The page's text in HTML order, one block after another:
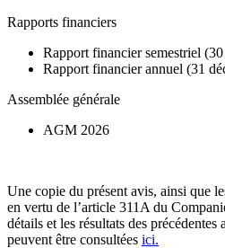
Rapports financiers
Rapport financier semestriel
Rapport financier annuel (31
Assemblée générale
AGM 2026
Une copie du présent avis, ainsi que
en vertu de l’article 311A du
détails et les résultats des précédentes
peuvent être consultées ici.